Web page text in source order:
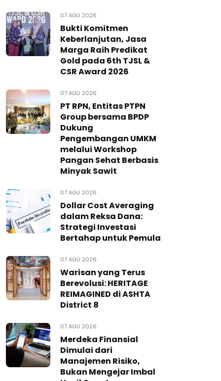
07 AGU 2026
Bukti Komitmen
Keberlanjutan, Jasa
Marga Raih Predikat
Gold pada 6th TJSL &
CSR Award 2026
07 AGU 2026
PT RPN, Entitas PTPN
Group bersama BPDP
Dukung
Pengembangan UMKM
melalui Workshop
Pangan Sehat Berbasis
Minyak Sawit
07 AGU 2026
Dollar Cost Averaging
dalam Reksa Dana:
Strategi Investasi
Bertahap untuk Pemula
07 AGU 2026
Warisan yang Terus
Berevolusi: HERITAGE
REIMAGINED di ASHTA
District 8
07 AGU 2026
Merdeka Finansial
Dimulai dari
Manajemen Risiko,
Bukan Mengejar Imbal